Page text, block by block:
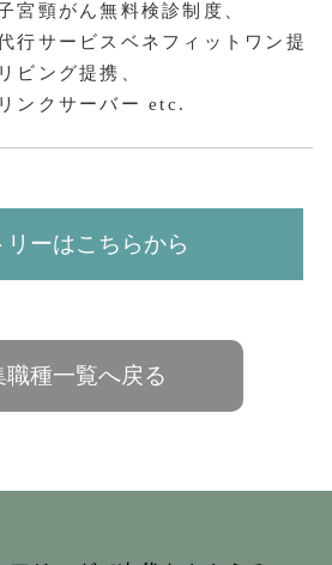
宮頸がん無料検診制度、
行サービスベネフィットワン提
ビング提携、
ンクサーバー etc.
リーはこちらから
職種一覧へ戻る